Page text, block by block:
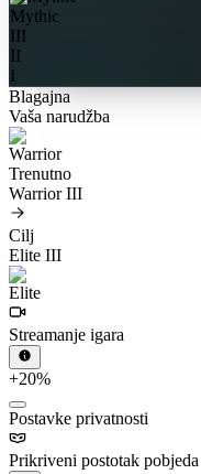
Mythic
III
II
I
Blagajna
Vaša narudžba
Trenutno
Warrior III
Cilj
Elite III
Streamanje igara
+20%
Postavke privatnosti
Prikriveni postotak pobjeda